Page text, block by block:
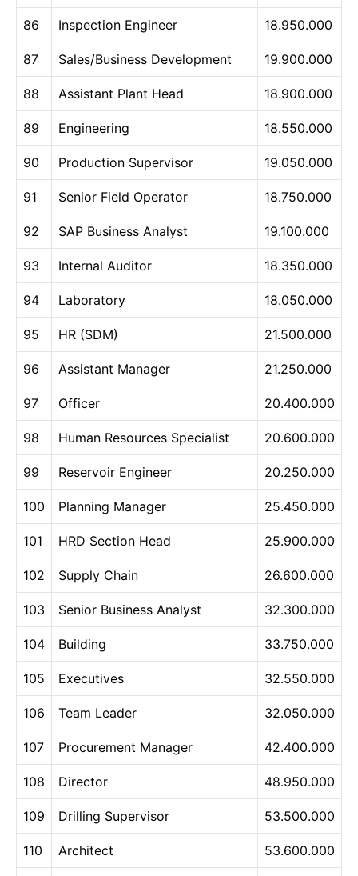
86 Inspection Engineer 18.950.000
87 Sales/Business Development 19.900.000
88 Assistant Plant Head 18.900.000
89 Engineering 18.550.000
90 Production Supervisor 19.050.000
91 Senior Field Operator 18.750.000
92 SAP Business Analyst 19.100.000
93 Internal Auditor 18.350.000
94 Laboratory 18.050.000
95 HR (SDM) 21.500.000
96 Assistant Manager 21.250.000
97 Officer 20.400.000
98 Human Resources Specialist 20.600.000
99 Reservoir Engineer 20.250.000
100 Planning Manager 25.450.000
101 HRD Section Head 25.900.000
102 Supply Chain 26.600.000
103 Senior Business Analyst 32.300.000
104 Building 33.750.000
105 Executives 32.550.000
106 Team Leader 32.050.000
107 Procurement Manager 42.400.000
108 Director 48.950.000
109 Drilling Supervisor 53.500.000
110 Architect 53.600.000